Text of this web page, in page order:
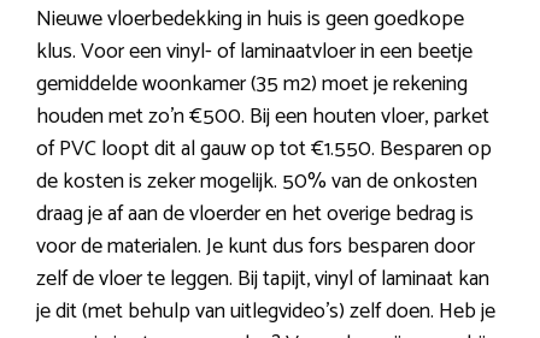
Nieuwe vloerbedekking in huis is geen goedkope
klus. Voor een vinyl- of laminaatvloer in een beetje
gemiddelde woonkamer (35 m2) moet je rekening
houden met zo’n €500. Bij een houten vloer, parket
of PVC loopt dit al gauw op tot €1.550. Besparen op
de kosten is zeker mogelijk. 50% van de onkosten
draag je af aan de vloerder en het overige bedrag is
voor de materialen. Je kunt dus fors besparen door
zelf de vloer te leggen. Bij tapijt, vinyl of laminaat kan
je dit (met behulp van uitlegvideo’s) zelf doen. Heb je